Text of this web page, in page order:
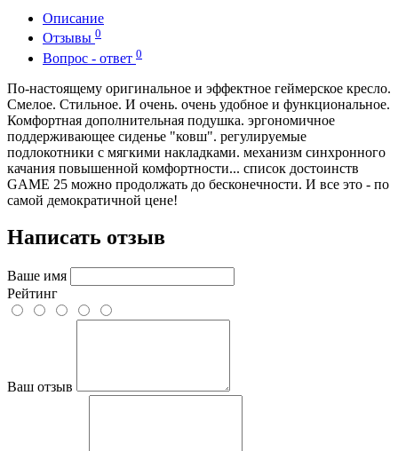
Описание
Отзывы 0
Вопрос - ответ 0
По-настоящему оригинальное и эффектное геймерское кресло.
Смелое. Стильное. И очень. очень удобное и функциональное.
Комфортная дополнительная подушка. эргономичное
поддерживающее сиденье "ковш". регулируемые
подлокотники с мягкими накладками. механизм синхронного
качания повышенной комфортности... список достоинств
GAME 25 можно продолжать до бесконечности. И все это - по
самой демократичной цене!
Написать отзыв
Ваше имя
Рейтинг
Ваш отзыв